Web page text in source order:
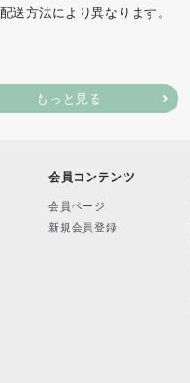
送方法により異なります。
もっと見る
会員コンテンツ
会員ページ
新規会員登録